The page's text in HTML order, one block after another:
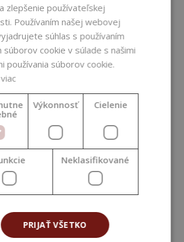
(OECD 301)
Halal ; RSPO MB
(Mass Balance) ;
Kosher ; COSMOS
Approved
Biela
formulácii Tenzid
Vodná fáza
16128)
1,00
zlepšenie používateľskej
Používaním našej webovej
súhlas s používaním
súborov cookie v súlade s našimi
používania súborov cookie.
Výkonnosť Cielenie
Neklasifikované
PRIJAŤ VŠETKO